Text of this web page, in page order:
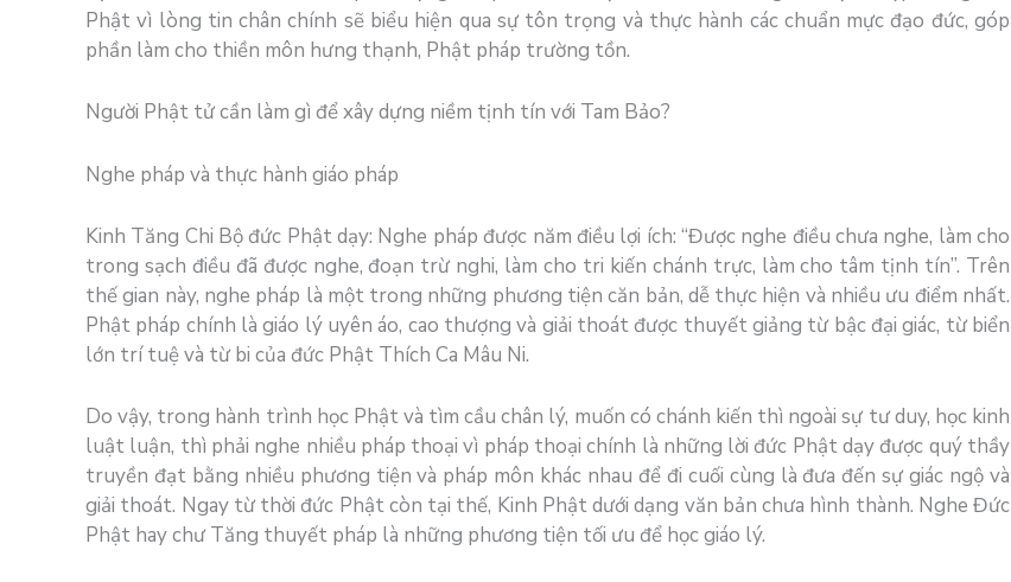
Phật vì lòng tin chân chính sẽ biểu hiện qua sự tôn trọng và thực hành các chuẩn mực đạo đức, góp
phần làm cho thiền môn hưng thạnh, Phật pháp trường tồn.
Người Phật tử cần làm gì để xây dựng niềm tịnh tín với Tam Bảo?
Nghe pháp và thực hành giáo pháp
Kinh Tăng Chi Bộ đức Phật dạy: Nghe pháp được năm điều lợi ích: “Được nghe điều chưa nghe, làm cho
trong sạch điều đã được nghe, đoạn trừ nghi, làm cho tri kiến chánh trực, làm cho tâm tịnh tín”. Trên
thế gian này, nghe pháp là một trong những phương tiện căn bản, dễ thực hiện và nhiều ưu điểm nhất.
Phật pháp chính là giáo lý uyên áo, cao thượng và giải thoát được thuyết giảng từ bậc đại giác, từ biển
lớn trí tuệ và từ bi của đức Phật Thích Ca Mâu Ni.
Do vậy, trong hành trình học Phật và tìm cầu chân lý, muốn có chánh kiến thì ngoài sự tư duy, học kinh
luật luận, thì phải nghe nhiều pháp thoại vì pháp thoại chính là những lời đức Phật dạy được quý thầy
truyền đạt bằng nhiều phương tiện và pháp môn khác nhau để đi cuối cùng là đưa đến sự giác ngộ và
giải thoát. Ngay từ thời đức Phật còn tại thế, Kinh Phật dưới dạng văn bản chưa hình thành. Nghe Đức
Phật hay chư Tăng thuyết pháp là những phương tiện tối ưu để học giáo lý.